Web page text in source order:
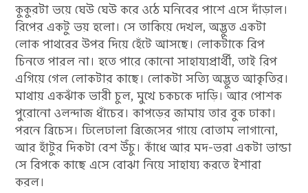
কুকুরটা ভয়ে ঘেউ ঘেউ করে ওঠে মনিবের পাশে এসে দাঁড়াল।
রিপের একটু ভয় হলো। সে তাকিয়ে দেখল, অদ্ভুত একটা
লোক পাথরের উপর দিয়ে হেঁটে আসছে। লোকটাকে রিপ
চিনতে পারল না। হতে পারে কোনো সাহায্যপ্রার্থী, তাই রিপ
এগিয়ে গেল লোকটার কাছে। লোকটা সত্যি অদ্ভুত আকৃতির।
মাথায় একঝাঁক ভারী চুল, মুখে চকচকে দাড়ি। আর পোশক
পুরোনো ওলন্দাজ ধাঁচের। কাপড়ের জামায় তার বুক ঢাকা।
পরনে ব্রিচেস। ঢিলেঢালা ব্রিজেসের গায়ে বোতাম লাগানো,
আর হাঁটুর দিকটা বেশ উঁচু। কাঁধে আর মদ-ভরা একটা ভান্ডা
সে রিপকে কাছে এসে বোঝা নিয়ে সাহায্য করতে ইশারা
করল।